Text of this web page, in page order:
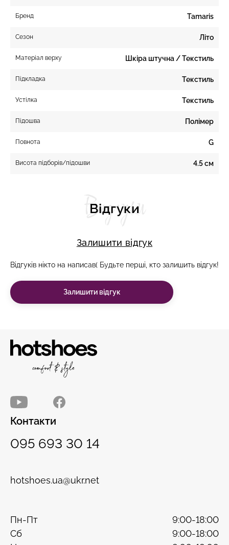
Бренд Tamaris
Сезон Літо
Матеріал верху Шкіра штучна / Текстиль
Підкладка Текстиль
Устілка Текстиль
Підошва Полімер
Повнота G
Висота підборів/підошви 4.5 см
Відгуки
Відгуки
Залишити відгук
Відгуків нікто на написав( Будьте перші, кто залишить відгук!
Залишити відгук
Контакти
095 693 30 14
hotshoes.ua@ukr.net
Пн-Пт
9:00-18:00
Сб
9:00-18:00